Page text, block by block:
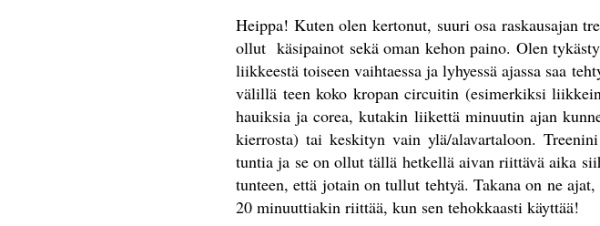
Heippa! Kuten olen kertonut, suuri osa raskausajan
ollut käsipainot sekä oman kehon paino. Olen
liikkeestä toiseen vaihtaessa ja lyhyessä ajassa saa
välillä teen koko kropan circuitin (esimerkiksi
hauiksia ja corea, kutakin liikettä minuutin ajan
kierrosta) tai keskityn vain ylä/alavartaloon.
tuntia ja se on ollut tällä hetkellä aivan riittävä aika
tunteen, että jotain on tullut tehtyä. Takana on ne
20 minuuttiakin riittää, kun sen tehokkaasti käyttää!